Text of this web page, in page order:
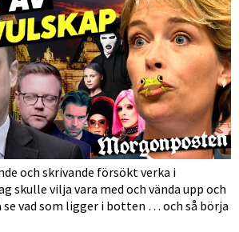
och skrivande försökt verka i
skulle vilja vara med och vända upp och
vad som ligger i botten … och så börja